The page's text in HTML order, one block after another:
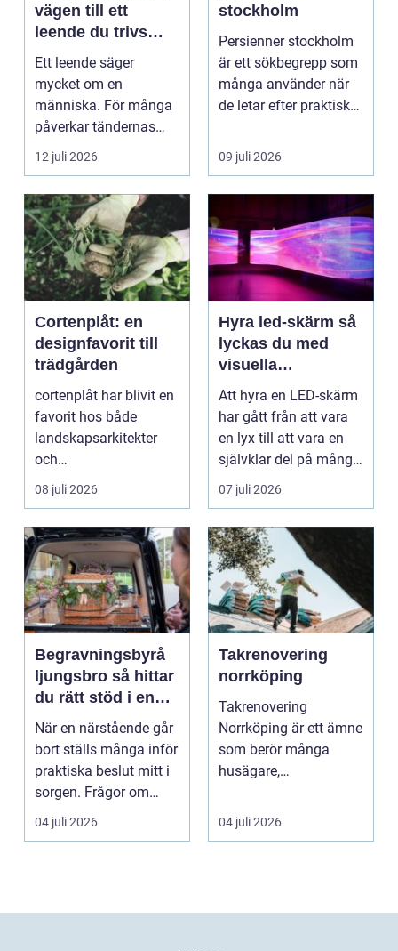
vägen till ett
leende du trivs
med
Ett leende säger
mycket om en
människa. För många
påverkar tändernas
utseende både
självförtroendet ...
12 juli 2026
stockholm
Persienner stockholm
är ett sökbegrepp som
många använder när
de letar efter praktiska
09 juli 2026
Cortenplåt: en
designfavorit till
trädgården
cortenplåt har blivit en
favorit hos både
landskapsarkitekter
och
trädgårdsentusiaster.
Det är ett m...
08 juli 2026
Hyra led-skärm så
lyckas du med
visuella
upplevelser på
event
Att hyra en LED-skärm
har gått från att vara
en lyx till att vara en
självklar del på många
event, m...
07 juli 2026
Begravningsbyrå
ljungsbro så hittar
du rätt stöd i en
svår tid
När en närstående går
bort ställs många inför
praktiska beslut mitt i
sorgen. Frågor om
ceremoni, ju...
04 juli 2026
Takrenovering
norrköping
Takrenovering
Norrköping är ett ämne
som berör många
husägare,
och fastighets...
04 juli 2026